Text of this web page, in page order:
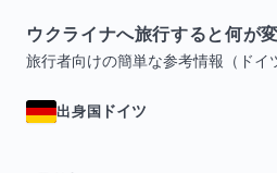
ウクライナへ旅行すると何が
旅行者向けの簡単な参考情報（ドイ
出身国 ドイツ